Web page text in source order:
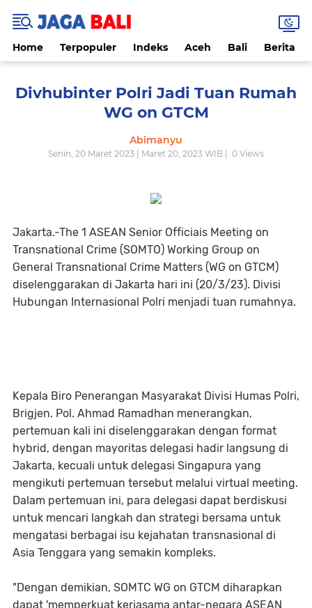
Home Terpopuler Indeks Aceh Bali Berita
Divhubinter Polri Jadi Tuan Rumah
WG on GTCM
Abimanyu
Senin, 20 Maret 2023 | Maret 20, 2023 WIB | 0 Views
Jakarta.-The 1 ASEAN Senior Officiais Meeting on
Transnational Crime (SOMTO) Working Group on
General Transnational Crime Matters (WG on GTCM)
diselenggarakan di Jakarta hari ini (20/3/23). Divisi
Hubungan Internasional Polri menjadi tuan rumahnya.
Kepala Biro Penerangan Masyarakat Divisi Humas Polri,
Brigjen. Pol. Ahmad Ramadhan menerangkan,
pertemuan kali ini diselenggarakan dengan format
hybrid, dengan mayoritas delegasi hadir langsung di
Jakarta, kecuali untuk delegasi Singapura yang
mengikuti pertemuan tersebut melalui virtual meeting.
Dalam pertemuan ini, para delegasi dapat berdiskusi
untuk mencari langkah dan strategi bersama untuk
mengatasi berbagai isu kejahatan transnasional di
Asia Tenggara yang semakin kompleks.
"Dengan demikian, SOMTC WG on GTCM diharapkan
dapat 'memperkuat kerjasama antar-negara ASEAN